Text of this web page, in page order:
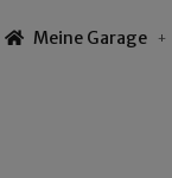
Meine Garage